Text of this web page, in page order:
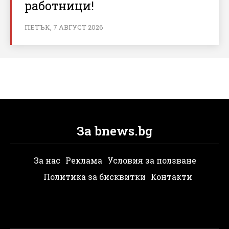
работници!
ПЕТЪК, 7 АВГУСТ 2026
За bnews.bg
За нас Реклама Условия за ползване
Политика за бисквитки Контакти